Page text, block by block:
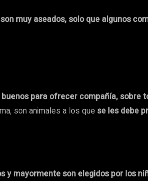
muy aseados, solo que algunos
para ofrecer compañía, sobre
son animales a los que se les debe
y mayormente son elegidos por los